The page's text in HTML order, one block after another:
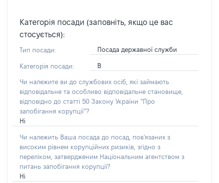
Категорія посади (заповніть, якщо це вас
стосується):
Тип посади: Посада державної служби
Категорія посади: В
Чи належите ви до службових осіб, які займають
відповідальне та особливо відповідальне становище,
відповідно до статті 50 Закону України “Про
запобігання корупції”?
Ні
Чи належить Ваша посада до посад, пов'язаних з
високим рівнем корупційних ризиків, згідно з
переліком, затвердженим Національним агентством з
питань запобігання корупції?
Ні